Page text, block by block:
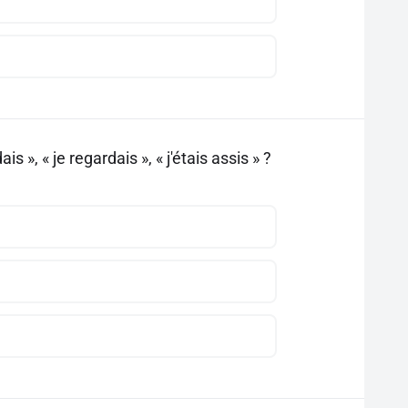
», « je regardais », « j'étais assis » ?